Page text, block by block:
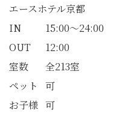
エースホテル京都
IN 15:00～24:00
OUT 12:00
室数 全213室
ペット 可
お子様 可